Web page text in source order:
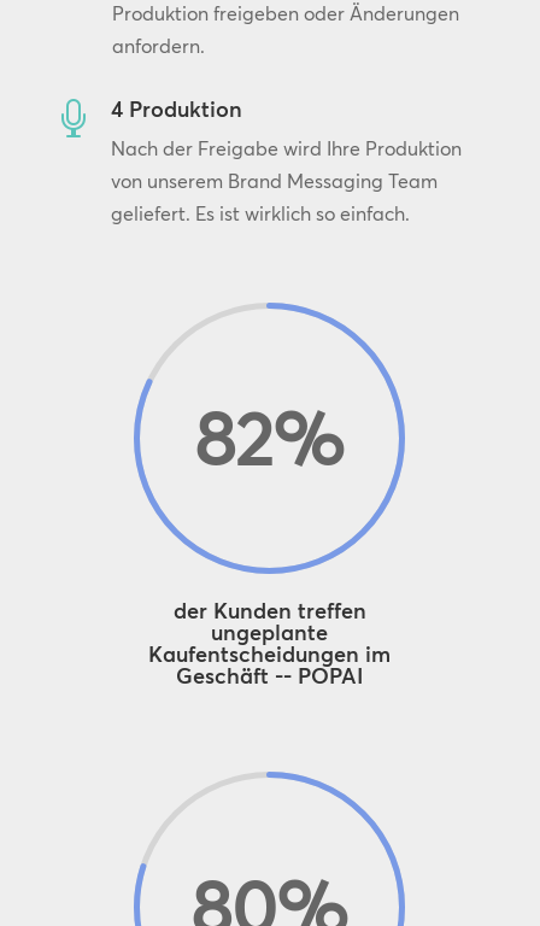
Produktion freigeben oder Änderungen
anfordern.
 4 Produktion
Nach der Freigabe wird Ihre Produktion
von unserem Brand Messaging Team
geliefert. Es ist wirklich so einfach.
82%
der Kunden treffen
ungeplante
Kaufentscheidungen im
Geschäft -- POPAI
80%